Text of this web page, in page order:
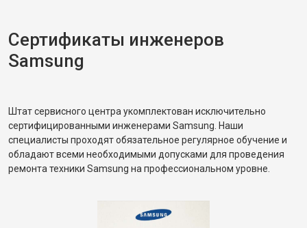
Сертификаты инженеров
Samsung
Штат сервисного центра укомплектован исключительно
сертифицированными инженерами Samsung. Наши
специалисты проходят обязательное регулярное обучение и
обладают всеми необходимыми допусками для проведения
ремонта техники Samsung на профессиональном уровне.